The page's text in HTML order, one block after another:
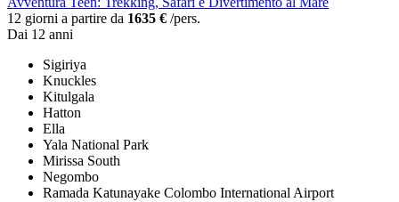
12 giorni a partire da 1635 € /pers.
Dai 12 anni
Sigiriya
Knuckles
Kitulgala
Hatton
Ella
Yala National Park
Mirissa South
Negombo
Ramada Katunayake Colombo International Airport